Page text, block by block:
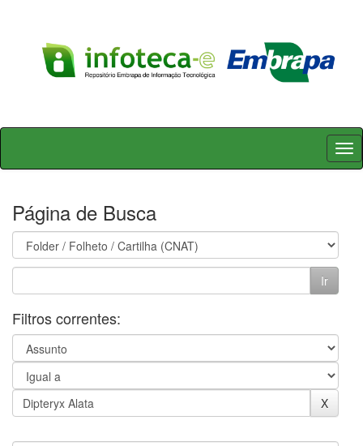
Skip
Página de Busca
Filtros correntes: